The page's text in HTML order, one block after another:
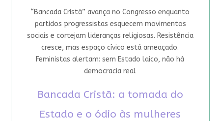
“Bancada Cristã” avança no Congresso enquanto
partidos progressistas esquecem movimentos
sociais e cortejam lideranças religiosas. Resistência
cresce, mas espaço cívico está ameaçado.
Feministas alertam: sem Estado laico, não há
democracia real
Bancada Cristã: a tomada do
Estado e o ódio às mulheres